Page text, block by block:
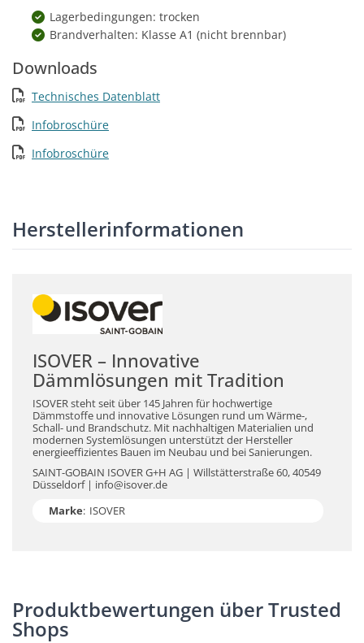
Lagerbedingungen: trocken
Brandverhalten: Klasse A1 (nicht brennbar)
Downloads
Technisches Datenblatt
Infobroschüre
Infobroschüre
Herstellerinformationen
ISOVER – Innovative
Dämmlösungen mit Tradition
ISOVER steht seit über 145 Jahren für hochwertige
Dämmstoffe und innovative Lösungen rund um Wärme-,
Schall- und Brandschutz. Mit nachhaltigen Materialien und
modernen Systemlösungen unterstützt der Hersteller
energieeffizientes Bauen im Neubau und bei Sanierungen.
SAINT-GOBAIN ISOVER G+H AG | Willstätterstraße 60, 40549
Düsseldorf | info@isover.de
Marke: ISOVER
Produktbewertungen über Trusted
Shops